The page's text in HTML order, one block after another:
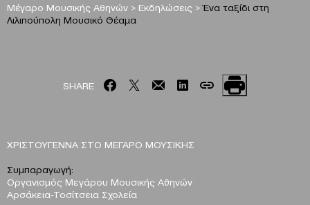
Μέγαρο Μουσικής Αθηνών > Εκδηλώσεις >Ένα ταξίδι στη
Λιλιπούπολη Μουσικό Θέαμα
SHARE
ΧΡΙΣΤΟΥΓΕΝΝΑ ΣΤΟ ΜΕΓΑΡΟ ΜΟΥΣΙΚΗΣ
Συμπαραγωγή:
Οργανισμός Μεγάρου Μουσικής Αθηνών
Αρσάκεια-Τοσίτσεια Σχολεία